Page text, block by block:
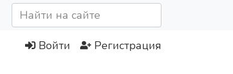
Войти Регистрация